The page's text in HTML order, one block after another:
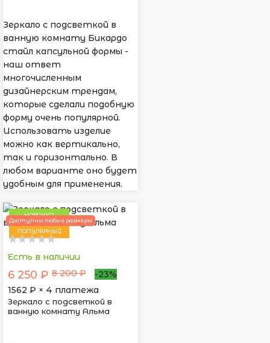
Зеркало с подсветкой в
ванную комнату Бикардо
стайл капсульной формы -
наш ответ
многочисленным
дизайнерским трендам,
которые сделали подобную
форму очень популярной.
Использовать изделие
можно как вертикально,
так и горизонтально. В
любом варианте оно будет
удобным для применения.
НОВИНКА
ПОПУЛЯРНЫЙ
Доступны любые размеры
Есть в наличии
6 250 ₽ 8 200 ₽
-23%
1562 ₽ × 4 платежа
Зеркало с подсветкой в
ванную комнату Альма